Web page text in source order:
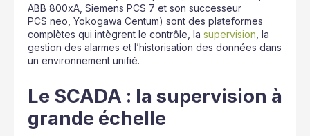
ABB 800xA, Siemens PCS 7 et son successeur
PCS neo, Yokogawa Centum) sont des plateformes
complètes qui intègrent le contrôle, la supervision , la
gestion des alarmes et l’historisation des données dans
un environnement unifié.
Le SCADA : la supervision à
grande échelle